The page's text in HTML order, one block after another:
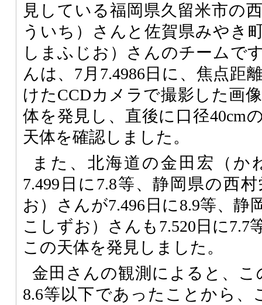
見している福岡県久留米市の
ういち）さんと佐賀県みやき
しまふじお）さんのチームで
んは、7月7.4986日に、焦点距
けたCCDカメラで撮影した画
体を発見し、直後に口径40cm
天体を確認しました。
また、北海道の金田宏（か
7.499日に7.8等、静岡県の西
お）さんが7.496日に8.9等、静
こしずお）さんも7.520日に7.7
この天体を発見しました。
金田さんの観測によると、こ
8.6等以下であったことから、